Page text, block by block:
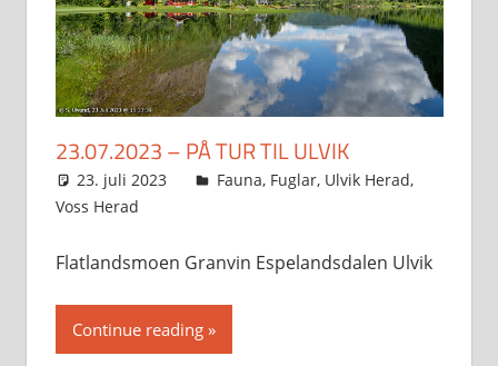
23.07.2023 – PÅ TUR TIL ULVIK
23. juli 2023 Svein
Fauna, Fuglar, Ulvik Herad,
Voss Herad
Flatlandsmoen Granvin Espelandsdalen Ulvik
Continue reading